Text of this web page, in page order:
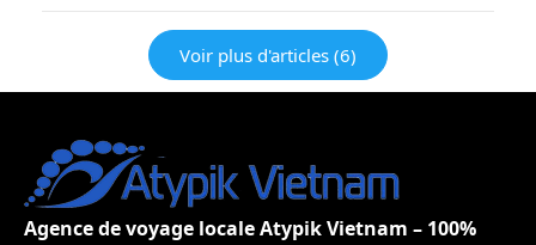
Phu aujourd’hui Dien Bien Phu est une province
montagneuse du nord-ouest, située à environ 500
km de Hanoi…
Voir plus d'articles (6)
Agence de voyage locale Atypik Vietnam – 100%